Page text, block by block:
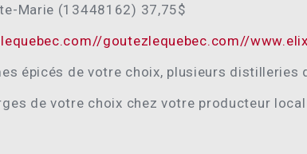
Marie (13448162) 37,75$
goutezlequebec.com//
épicés de votre choix, plusieurs distilleries
de votre choix chez votre producteur local